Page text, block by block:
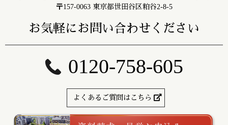
〒157-0063 東京都世田谷区粕谷2-8-5
お気軽にお問い合わせください
0120-758-605
よくあるご質問はこちら